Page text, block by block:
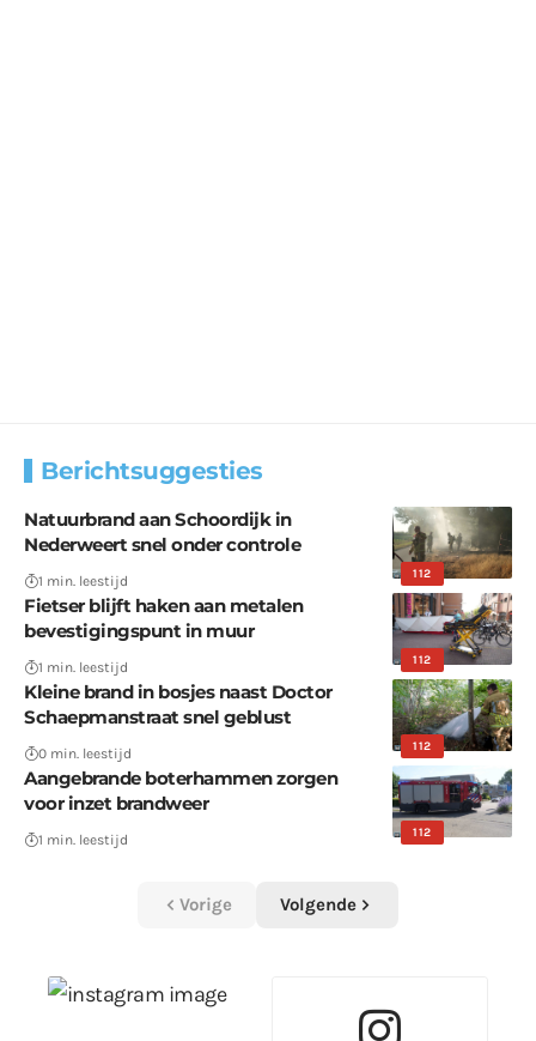
Berichtsuggesties
112
Natuurbrand aan Schoordijk in
Nederweert snel onder controle
1 min. leestijd
112
Fietser blijft haken aan metalen
bevestigingspunt in muur
1 min. leestijd
112
Kleine brand in bosjes naast Doctor
Schaepmanstraat snel geblust
0 min. leestijd
112
Aangebrande boterhammen zorgen
voor inzet brandweer
1 min. leestijd
Vorige Volgende